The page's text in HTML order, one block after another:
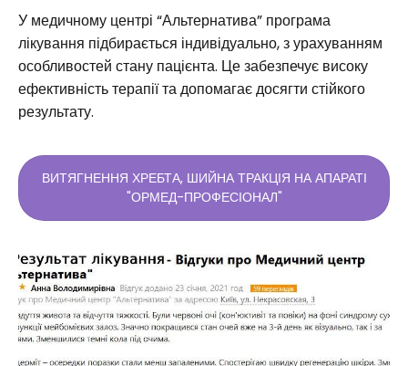
У медичному центрі “Альтернатива” програма
лікування підбирається індивідуально, з урахуванням
особливостей стану пацієнта. Це забезпечує високу
ефективність терапії та допомагає досягти стійкого
результату.
ВИТЯГНЕННЯ ХРЕБТА, ШИЙНА ТРАКЦІЯ НА АПАРАТІ
"ОРМЕД-ПРОФЕСІОНАЛ"